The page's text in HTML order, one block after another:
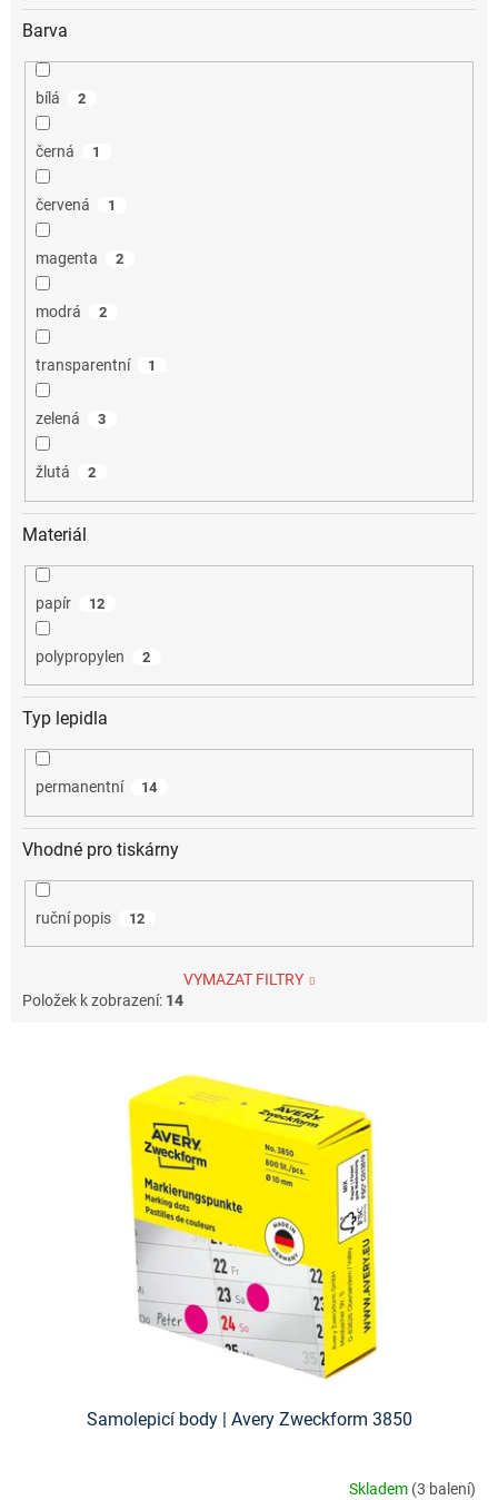
Barva
bílá 2
černá 1
červená 1
magenta 2
modrá 2
transparentní 1
zelená 3
žlutá 2
Materiál
papír 12
polypropylen 2
Typ lepidla
permanentní 14
Vhodné pro tiskárny
ruční popis 12
VYMAZAT FILTRY
Položek k zobrazení: 14
Samolepicí body | Avery Zweckform 3850
Skladem (3 balení)